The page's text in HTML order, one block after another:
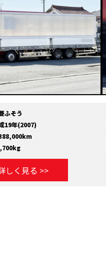
ふそう
19年(2007)
しく見る >>